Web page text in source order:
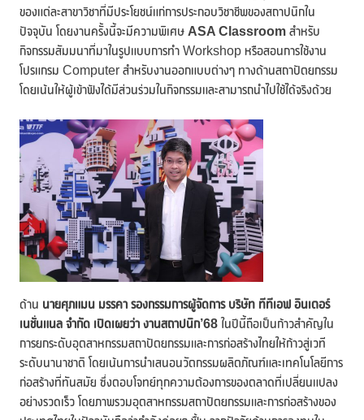
ของแต่ละสาขาวิชาที่มีประโยชน์แก่การประกอบวิชาชีพของสถาปนิกใน
ปัจจุบัน โดยงานครั้งนี้จะมีความพิเศษ ASA Classroom สำหรับ
กิจกรรมสัมมนาที่มาในรูปแบบการทำ Workshop หรือสอนการใช้งาน
โปรแกรม Computer สำหรับงานออกแบบต่างๆ ทางด้านสถาปัตยกรรม
โดยเน้นให้ผู้เข้าฟังได้มีส่วนร่วมในกิจกรรมและสามารถนำไปใช้ได้จริงด้วย
ด้าน นายศุภแมน มรรคา รองกรรมการผู้จัดการ บริษัท ทีทีเอฟ อินเตอร์
เนชั่นแนล จำกัด เปิดเผยว่า งานสถาปนิก’68 ในปีนี้ถือเป็นก้าวสำคัญใน
การยกระดับอุตสาหกรรมสถาปัตยกรรมและการก่อสร้างไทยให้ก้าวสู่เวที
ระดับนานาชาติ โดยเน้นการนำเสนอนวัตกรรมผลิตภัณฑ์และเทคโนโลยีการ
ก่อสร้างที่ทันสมัย ซึ่งตอบโจทย์ทุกความต้องการของตลาดที่เปลี่ยนแปลง
อย่างรวดเร็ว โดยภาพรวมอุตสาหกรรมสถาปัตยกรรมและการก่อสร้างของ